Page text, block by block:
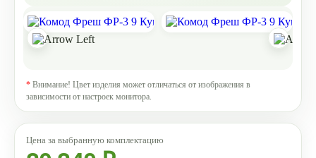
* Внимание! Цвет изделия может отличаться от изображения в
зависимости от настроек монитора.